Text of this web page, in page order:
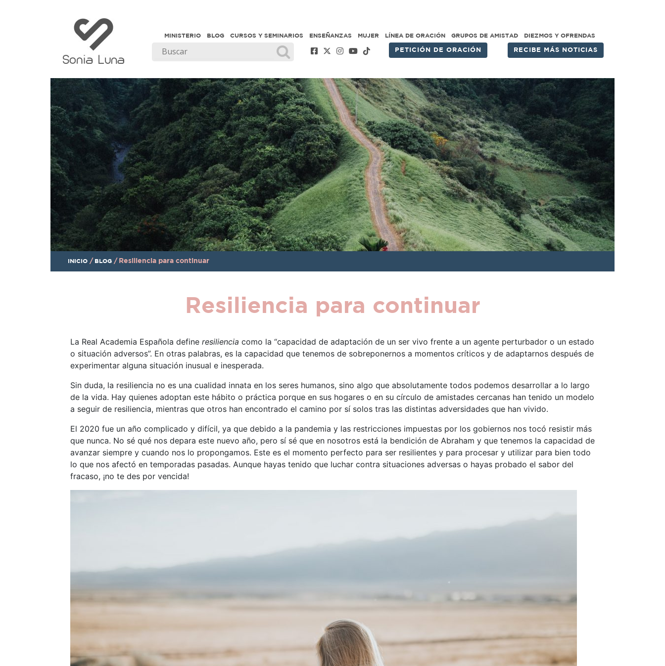
MINISTERIO BLOG CURSOS Y SEMINARIOS ENSEÑANZAS MUJER LÍNEA DE ORACIÓN GRUPOS DE AMISTAD DIEZMOS Y OFRENDAS
PETICIÓN DE ORACIÓN RECIBE MÁS NOTICIAS
INICIO / BLOG / Resiliencia para continuar
Resiliencia para continuar
La Real Academia Española define resiliencia como la “capacidad de adaptación de un ser vivo frente a un agente perturbador o un estado
o situación adversos”. En otras palabras, es la capacidad que tenemos de sobreponernos a momentos críticos y de adaptarnos después de
experimentar alguna situación inusual e inesperada.
Sin duda, la resiliencia no es una cualidad innata en los seres humanos, sino algo que absolutamente todos podemos desarrollar a lo largo
de la vida. Hay quienes adoptan este hábito o práctica porque en sus hogares o en su círculo de amistades cercanas han tenido un modelo
a seguir de resiliencia, mientras que otros han encontrado el camino por sí solos tras las distintas adversidades que han vivido.
El 2020 fue un año complicado y difícil, ya que debido a la pandemia y las restricciones impuestas por los gobiernos nos tocó resistir más
que nunca. No sé qué nos depara este nuevo año, pero sí sé que en nosotros está la bendición de Abraham y que tenemos la capacidad de
avanzar siempre y cuando nos lo propongamos. Este es el momento perfecto para ser resilientes y para procesar y utilizar para bien todo
lo que nos afectó en temporadas pasadas. Aunque hayas tenido que luchar contra situaciones adversas o hayas probado el sabor del
fracaso, ¡no te des por vencida!